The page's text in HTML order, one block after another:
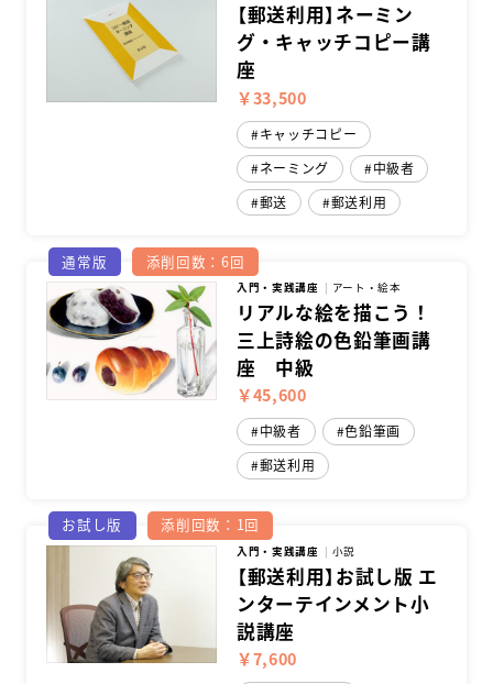
【郵送利用】ネーミン
グ・キャッチコピー講
座
￥33,500
キャッチコピー
ネーミング
中級者
郵送
郵送利用
通常版 添削回数：6回
入門・実践講座 アート・絵本
リアルな絵を描こう！
三上詩絵の色鉛筆画講
座 中級
￥45,600
中級者
色鉛筆画
郵送利用
お試し版 添削回数：1回
入門・実践講座 小説
【郵送利用】お試し版 エ
ンターテインメント小
説講座
￥7,600